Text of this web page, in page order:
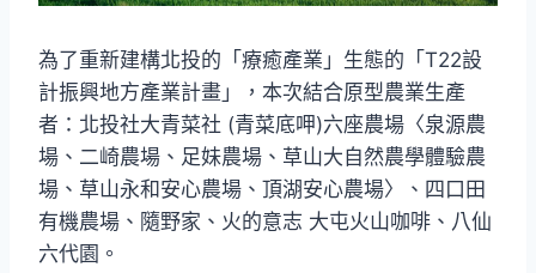
為了重新建構北投的「療癒產業」生態的「T22設
計振興地方產業計畫」，本次結合原型農業生產
者：北投社大青菜社 (青菜底呷)六座農場〈泉源農
場、二崎農場、足妹農場、草山大自然農學體驗農
場、草山永和安心農場、頂湖安心農場〉、四口田
有機農場、隨野家、火的意志 大屯火山咖啡、八仙
六代園。